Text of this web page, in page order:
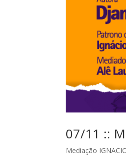
07/11 ::
Mediação